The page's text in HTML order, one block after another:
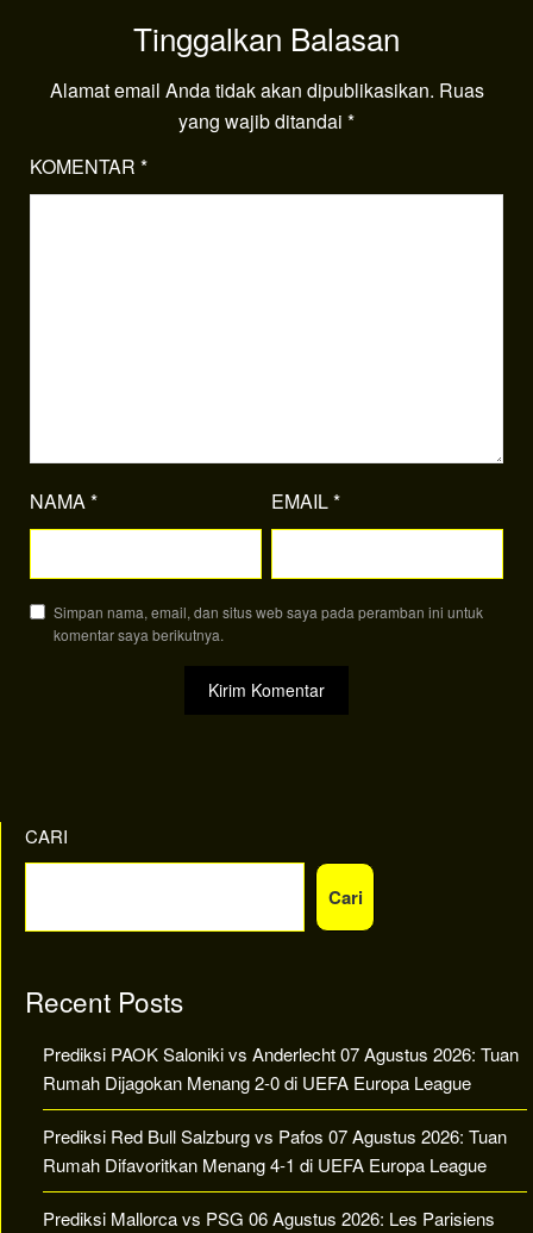
Tinggalkan Balasan
Alamat email Anda tidak akan dipublikasikan. Ruas
yang wajib ditandai *
KOMENTAR *
NAMA* EMAIL*
Simpan nama, email, dan situs web saya pada peramban ini untuk
komentar saya berikutnya.
CARI
Cari
Recent Posts
Prediksi PAOK Saloniki vs Anderlecht 07 Agustus 2026: Tuan
Rumah Dijagokan Menang 2-0 di UEFA Europa League
Prediksi Red Bull Salzburg vs Pafos 07 Agustus 2026: Tuan
Rumah Difavoritkan Menang 4-1 di UEFA Europa League
Prediksi Mallorca vs PSG 06 Agustus 2026: Les Parisiens